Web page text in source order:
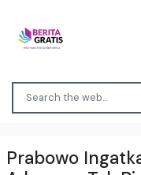
Prabowo